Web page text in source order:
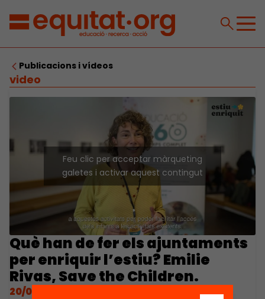
Publicacions i vídeos
video
Feu clic per acceptar màrqueting
galetes i activar aquest contingut
Què han de fer els ajuntaments
per enriquir l’estiu? Emilie
Rivas, Save the Children.
20/03/2023